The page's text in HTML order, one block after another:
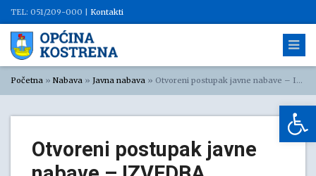
TEL: 051/209-000 | Kontakti
Početna » Nabava » Javna nabava » Otvoreni postupak javne nabave – IZVEDBA GRAĐEVINSKIH I OBRTNIČKIH RADOVA NA REKONSTRUKCIJI MALOG POMOĆNOG NOGOMETNOG IGRALIŠTA U ŽUKNICI U OPĆINI KOSTRENA, evidencijski broj nabave: JN-324.5/01-2023
Otvoreni postupak javne